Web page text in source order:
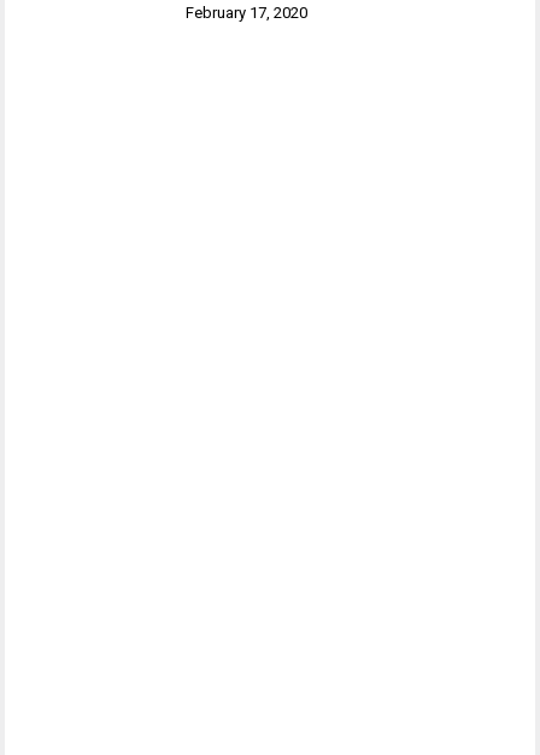
February 17, 2020